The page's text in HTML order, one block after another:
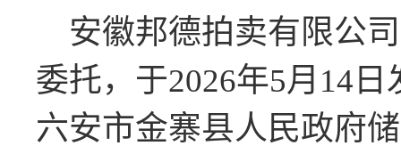
安徽邦德拍卖有限公
委托，于2026年5月14
六安市金寨县人民政府